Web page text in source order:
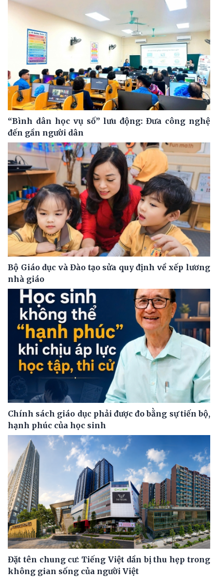
“Bình dân học vụ số” lưu động: Đưa công nghệ
đến gần người dân
Bộ Giáo dục và Đào tạo sửa quy định về xếp lương
nhà giáo
Chính sách giáo dục phải được đo bằng sự tiến bộ,
hạnh phúc của học sinh
Đặt tên chung cư: Tiếng Việt dần bị thu hẹp trong
không gian sống của người Việt